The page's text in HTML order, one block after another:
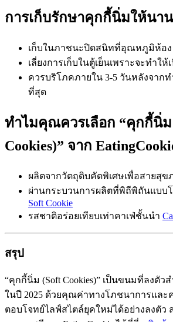
การเก็บรักษาคุกกี้นิ่มให้นา
เก็บในภาชนะปิดสนิทที่อุณหภูมิห้อง
เลี่ยงการเก็บในตู้เย็นเพราะจะทำใ
ควรบริโภคภายใน 3-5 วันหลังจาก
ที่สุด
ทำไมคุณควรเลือก “คุกกี้นิ่ม
Cookies)” จาก
ผลิตจากวัตถุดิบคัดพิเศษเพื่อสายสุข
ผ่านกระบวนการผลิตที่พิถีพิถันแบบ
Soft Cookie
รสชาติอร่อยเทียบเท่าคาเฟ่ชั้นนำ
สรุป
“คุกกี้นิ่ม (Soft Cookies)” เป็นขนมที่ลงตัว
ในปี 2025 ด้วยคุณค่าทางโภชนาการและ
ตอบโจทย์ไลฟ์สไตล์ยุคใหม่ได้อย่างลงตัว